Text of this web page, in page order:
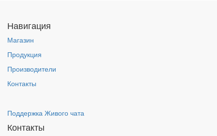
Навигация
Магазин
Продукция
Производители
Контакты
Поддержка Живого чата
Контакты